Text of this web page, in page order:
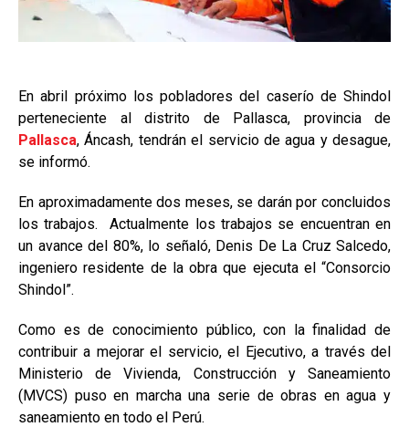
En abril próximo los pobladores del caserío de Shindol
perteneciente al distrito de Pallasca, provincia de
Pallasca, Áncash, tendrán el servicio de agua y desague,
se informó.
En aproximadamente dos meses, se darán por concluidos
los trabajos. Actualmente los trabajos se encuentran en
un avance del 80%, lo señaló, Denis De La Cruz Salcedo,
ingeniero residente de la obra que ejecuta el “Consorcio
Shindol”.
Como es de conocimiento público, con la finalidad de
contribuir a mejorar el servicio, el Ejecutivo, a través del
Ministerio de Vivienda, Construcción y Saneamiento
(MVCS) puso en marcha una serie de obras en agua y
saneamiento en todo el Perú.